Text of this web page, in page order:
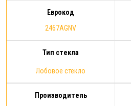
Еврокод
2467AGNV
Тип стекла
Лобовое стекло
Производитель